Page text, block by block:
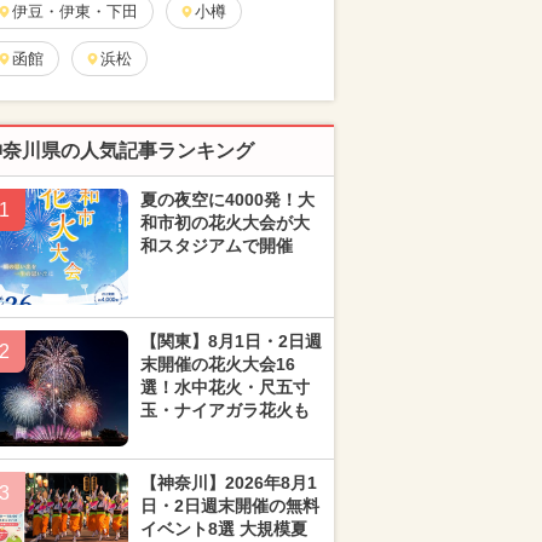
伊豆・伊東・下田 小樽
函館 浜松
川県の人気記事ランキング
1
夏の夜空に4000発！大
和市初の花火大会が大
和スタジアムで開催
2
【関東】8月1日・2日週
末開催の花火大会16
選！水中花火・尺五寸
玉・ナイアガラ花火も
3
【神奈川】2026年8月1
日・2日週末開催の無料
イベント8選 大規模夏